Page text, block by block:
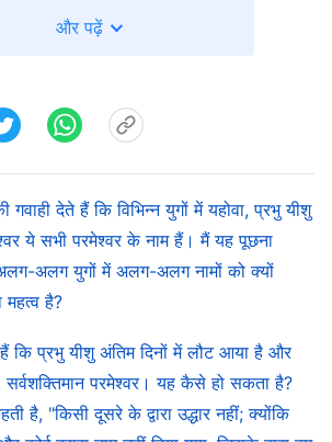
संसार भर की कलीसियाओं को जोड़ता है और
की दया की वाणी है। वे सब सर्वशक्तिमान
पर आगे बढ़ने के लिए ये लोग किसी भी हद तक
हैं—चमत्कारों पर चमत्कार होते रहते हैं।
करना भी मुश्किल होता है और इसका
सारे ब्रह्मांड में जीवन का राजा है! वह
बैठता है और दुनिया का न्याय करता है, सभी
और पढ़ें
देते हैं कि विभिन्न युगों में यहोवा, प्रभु यीशु
ये सभी परमेश्वर के नाम हैं। मैं यह पूछना
अलग युगों में अलग-अलग नामों को क्यों
महत्व है?
कि प्रभु यीशु अंतिम दिनों में लौट आया है और
परमेश्वर। यह कैसे हो सकता है?
है, "किसी दूसरे के द्वारा उद्धार नहीं; क्योंकि